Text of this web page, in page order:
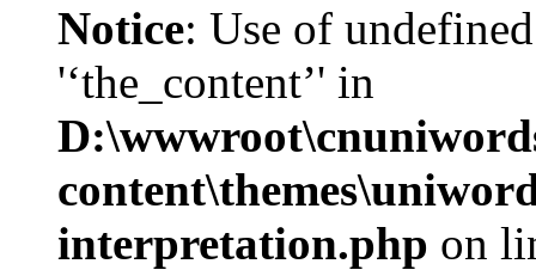
Notice: Use of
'‘the_content’' in
interpretation.php on